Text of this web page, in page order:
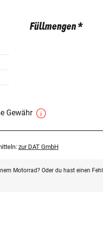
Füllmengen *
Gewähr
zur DAT GmbH
Motorrad? Oder du hast einen